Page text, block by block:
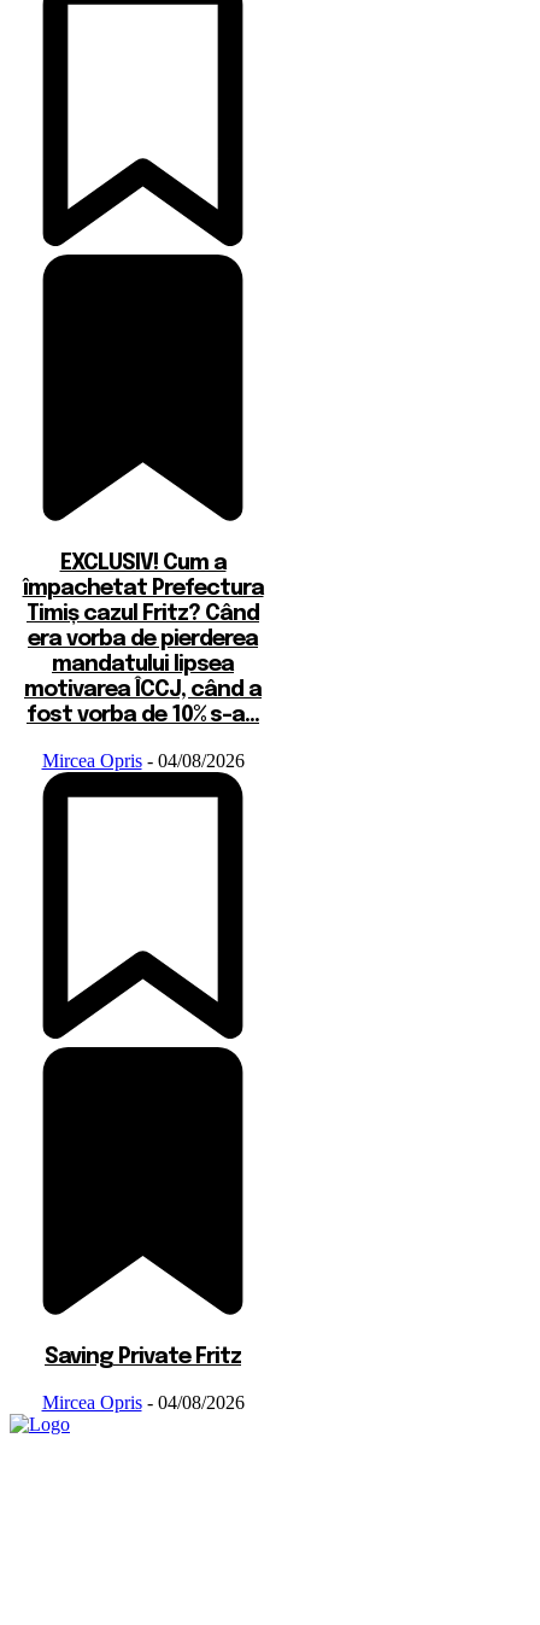
EXCLUSIV! Cum a
împachetat Prefectura
Timiș cazul Fritz? Când
era vorba de pierderea
mandatului lipsea
motivarea ÎCCJ, când a
fost vorba de 10% s-a...
Mircea Opris - 04/08/2026
Saving Private Fritz
Mircea Opris - 04/08/2026